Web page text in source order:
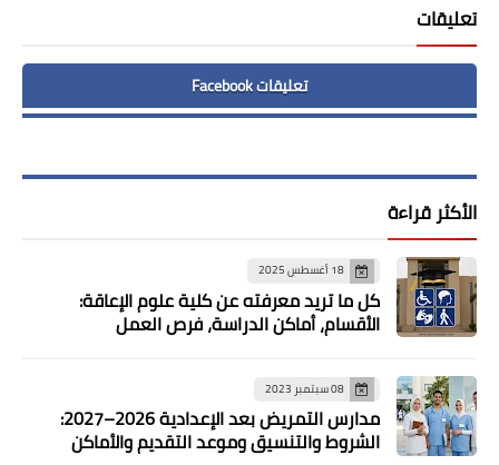
تعليقات
تعليقات Facebook
الأكثر قراءة
18 أغسطس 2025
كل ما تريد معرفته عن كلية علوم الإعاقة:
الأقسام، أماكن الدراسة، فرص العمل
08 سبتمبر 2023
مدارس التمريض بعد الإعدادية 2026–2027:
الشروط والتنسيق وموعد التقديم والأماكن